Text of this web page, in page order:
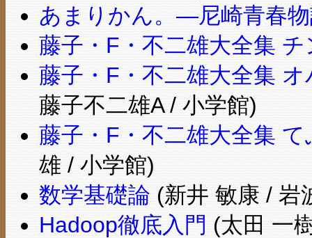
あまりかん。―尼崎青春
藤子・F・不二雄大全集
藤子・F・不二雄大全集
藤子不二雄A / 小学館)
藤子・F・不二雄大全集
雄 / 小学館)
数学基礎論 (新井 敏康 / 岩
Hadoop徹底入門 (太田 一